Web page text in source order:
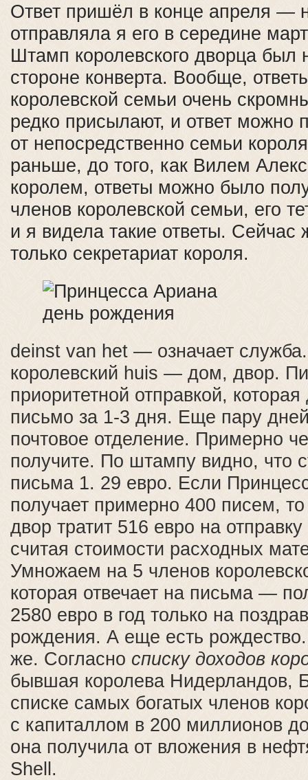
Ответ пришёл в конце апреля —
отправляла я его в середине
Штамп королевского дворца был
стороне конверта. Вообще,
королевской семьи очень
редко присылают, и ответ можно
от непосредственно семьи
раньше, до того, как Вилем
королем, ответы можно было
членов королевской семьи, его
и я видела такие ответы. Сейчас
только секретариат короля.
deinst van het — означает
королевский huis — дом, двор.
приоритетной отправкой, которая
письмо за 1-3 дня. Еще пару
почтовое отделение. Примерно
получите. По штампу видно, что
письма 1. 29 евро. Если
получает примерно 400 писем, то
двор тратит 516 евро на отправку
считая стоимости расходных
Умножаем на 5 членов
которая отвечает на письма —
2580 евро в год только на
рождения. А еще есть
же. Согласно списку доходов
бывшая королева Нидерландов,
списке самых богатых членов
с капиталлом в 200 миллионов
она получила от вложения в
Shell.